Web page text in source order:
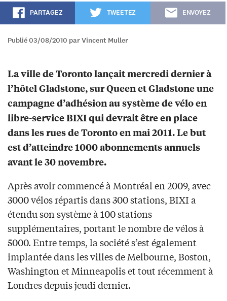
PARTAGEZ TWEETEZ ENVOYEZ
Publié 03/08/2010 par Vincent Muller
La ville de Toronto lançait mercredi dernier à
l’hôtel Gladstone, sur Queen et Gladstone une
campagne d’adhésion au système de vélo en
libre-service BIXI qui devrait être en place
dans les rues de Toronto en mai 2011. Le but
est d’atteindre 1000 abonnements annuels
avant le 30 novembre.
Après avoir commencé à Montréal en 2009, avec
3000 vélos répartis dans 300 stations, BIXI a
étendu son système à 100 stations
supplémentaires, portant le nombre de vélos à
5000. Entre temps, la société s’est également
implantée dans les villes de Melbourne, Boston,
Washington et Minneapolis et tout récemment à
Londres depuis jeudi dernier.